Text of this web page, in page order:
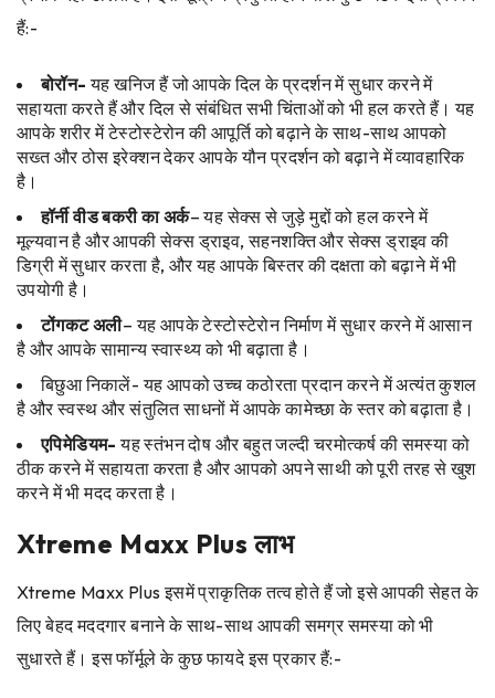
हैं:-
बोरॉन- यह खनिज हैं जो आपके दिल के प्रदर्शन में सुधार करने में
सहायता करते हैं और दिल से संबंधित सभी चिंताओं को भी हल करते हैं। यह
आपके शरीर में टेस्टोस्टेरोन की आपूर्ति को बढ़ाने के साथ-साथ आपको
सख्त और ठोस इरेक्शन देकर आपके यौन प्रदर्शन को बढ़ाने में व्यावहारिक
है।
हॉर्नी वीड बकरी का अर्क– यह सेक्स से जुड़े मुद्दों को हल करने में
मूल्यवान है और आपकी सेक्स ड्राइव, सहनशक्ति और सेक्स ड्राइव की
डिग्री में सुधार करता है, और यह आपके बिस्तर की दक्षता को बढ़ाने में भी
उपयोगी है।
टोंगकट अली– यह आपके टेस्टोस्टेरोन निर्माण में सुधार करने में आसान
है और आपके सामान्य स्वास्थ्य को भी बढ़ाता है।
बिछुआ निकालें- यह आपको उच्च कठोरता प्रदान करने में अत्यंत कुशल
है और स्वस्थ और संतुलित साधनों में आपके कामेच्छा के स्तर को बढ़ाता है।
एपिमेडियम- यह स्तंभन दोष और बहुत जल्दी चरमोत्कर्ष की समस्या को
ठीक करने में सहायता करता है और आपको अपने साथी को पूरी तरह से खुश
करने में भी मदद करता है।
Xtreme Maxx Plus लाभ
Xtreme Maxx Plus इसमें प्राकृतिक तत्व होते हैं जो इसे आपकी सेहत के
लिए बेहद मददगार बनाने के साथ-साथ आपकी समग्र समस्या को भी
सुधारते हैं। इस फॉर्मूले के कुछ फायदे इस प्रकार हैं:-